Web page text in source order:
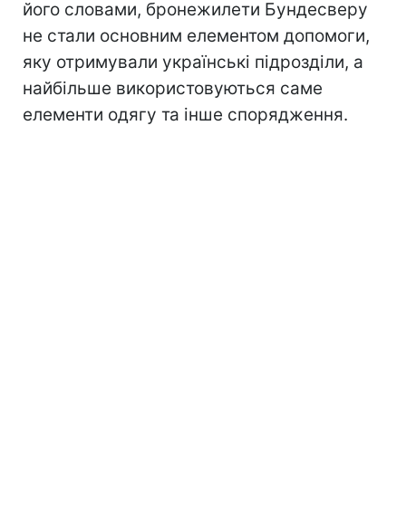
його словами, бронежилети Бундесверу
не стали основним елементом допомоги,
яку отримували українські підрозділи, а
найбільше використовуються саме
елементи одягу та інше спорядження.